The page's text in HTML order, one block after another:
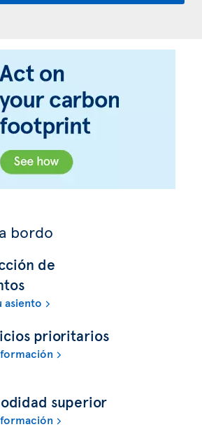
bordo
de
asiento
prioritarios
superior